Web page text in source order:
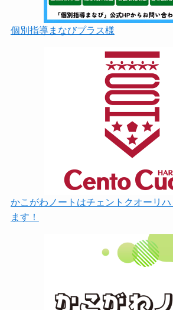
個別指導まなびプラス様
かこがわノートはチェントクオーリ
ます！